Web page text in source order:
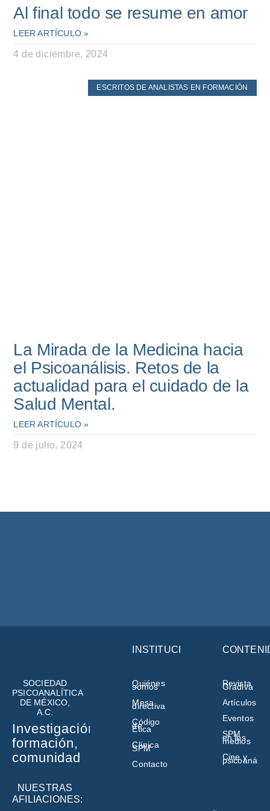
Al final todo se resume en amor
LEER ARTÍCULO »
4 de diciembre, 2024
ESCRITOS DE ANALISTAS EN FORMACIÓN
La Mirada de la Medicina hacia
el Psicoanálisis. Retos de la
actualidad para el cuidado de la
Salud Mental.
LEER ARTÍCULO »
9 de julio, 2024
SOCIEDAD
PSICOANALÍTICA
DE MÉXICO,
A.C.
Investigación,
formación,
comunidad
NUESTRAS
AFILIACIONES:
INSTITUCIÓN
Quiénes
somos
Mesa
directiva
Código
de
Ética
Clínica
SPM
Contacto
Revista
Gradiva
Artículos
Eventos
SPM
en los
medios
Cine y